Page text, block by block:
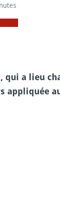
a lieu
appliquée